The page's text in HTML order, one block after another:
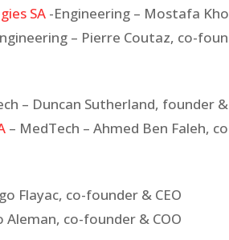
SA -Engineering – Mostafa
– Pierre Coutaz, co-
– Duncan Sutherland, founder &
– MedTech – Ahmed Ben Faleh,
Flayac, co-founder & CEO
Aleman, co-founder & COO